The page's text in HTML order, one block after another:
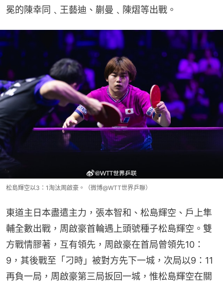
冕的陳幸同﹑王藝迪、蒯曼﹑陳熠等出戰。
松島輝空以3：1淘汰周啟豪。（微博@WTT世界乒聯）
東道主日本盡遣主力，張本智和、松島輝空、戶上隼
輔全數出戰，周啟豪首輪遇上頭號種子松島輝空。雙
方戰情膠著，互有領先，周啟豪在首局曾領先10：
9，其後戰至「刁時」被對方先下一城，次局以9：11
再負一局，周啟豪第三局扳回一城，惟松島輝空在關